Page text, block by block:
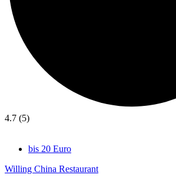
4.7 (5)
bis 20 Euro
Willing China Restaurant